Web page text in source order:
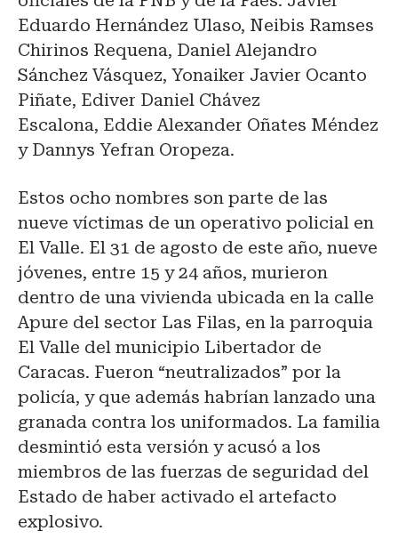
Eduardo Hernández Ulaso, Neibis Ramses
Chirinos Requena, Daniel Alejandro
Sánchez Vásquez, Yonaiker Javier Ocanto
Piñate, Ediver Daniel Chávez
Escalona, Eddie Alexander Oñates Méndez
y Dannys Yefran Oropeza.
Estos ocho nombres son parte de las
nueve víctimas de un operativo policial en
El Valle. El 31 de agosto de este año, nueve
jóvenes, entre 15 y 24 años, murieron
dentro de una vivienda ubicada en la calle
Apure del sector Las Filas, en la parroquia
El Valle del municipio Libertador de
Caracas. Fueron “neutralizados” por la
policía, y que además habrían lanzado una
granada contra los uniformados. La familia
desmintió esta versión y acusó a los
miembros de las fuerzas de seguridad del
Estado de haber activado el artefacto
explosivo.